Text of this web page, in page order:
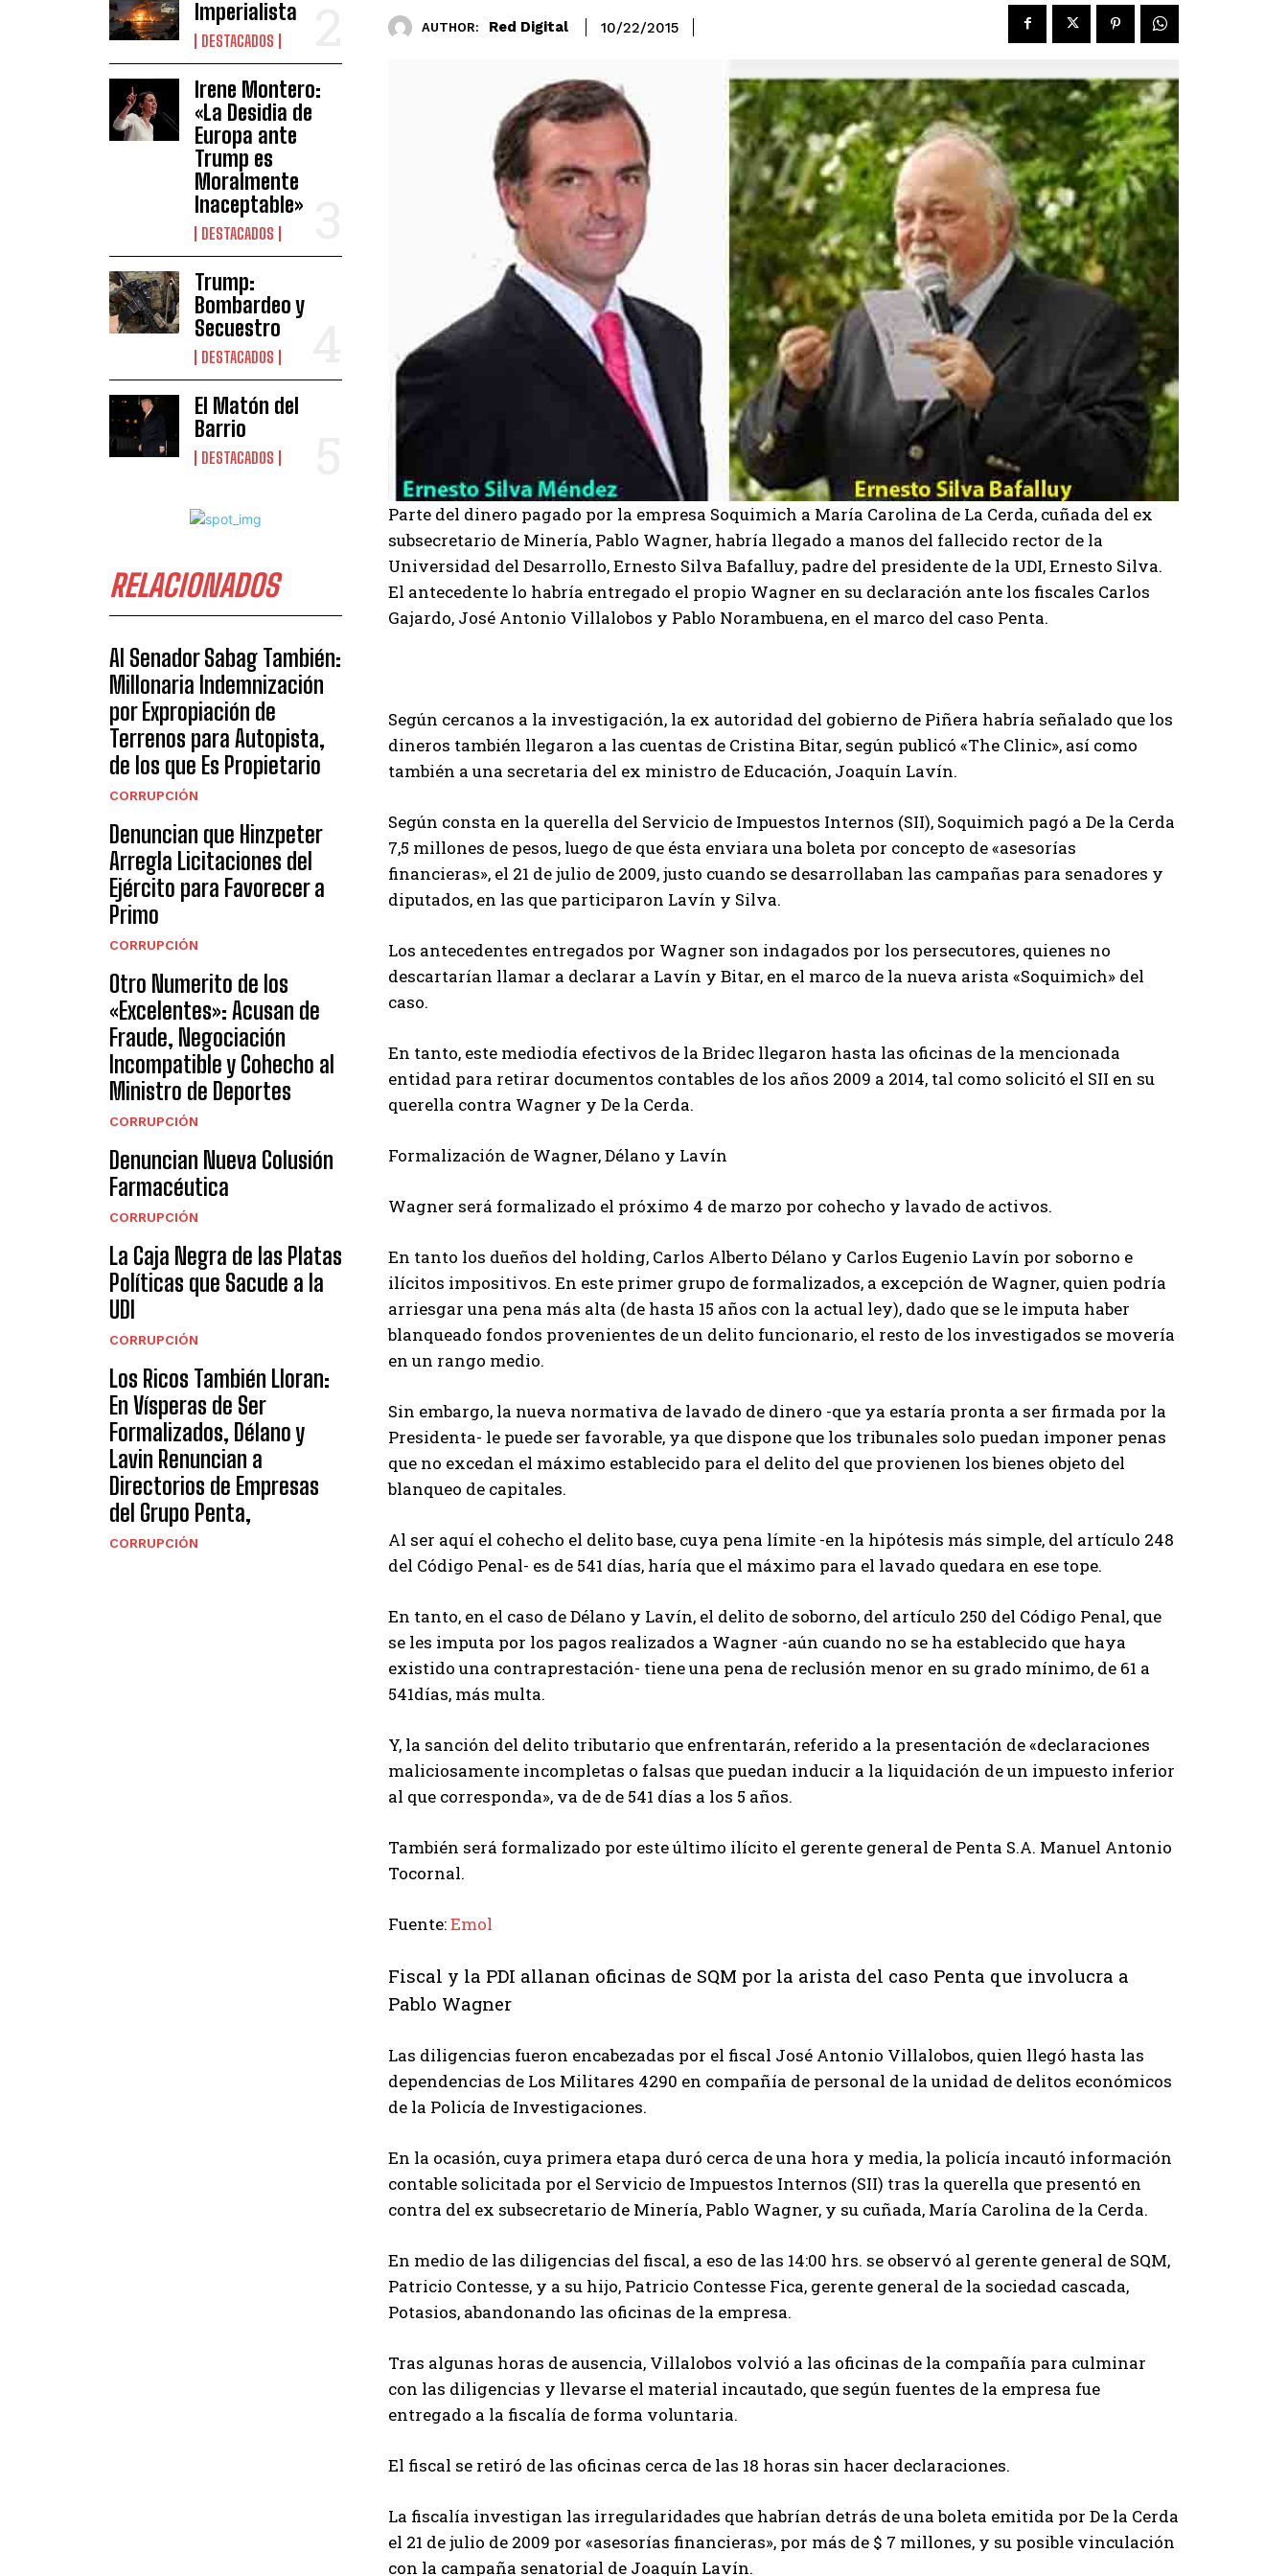
Imperialista
DESTACADOS
Irene Montero:
«La Desidia de
Europa ante
Trump es
Moralmente
Inaceptable»
DESTACADOS
Trump:
Bombardeo y
Secuestro
DESTACADOS
El Matón del
Barrio
DESTACADOS
RELACIONADOS
Al Senador Sabag También:
Millonaria Indemnización
por Expropiación de
Terrenos para Autopista,
de los que Es Propietario
CORRUPCIÓN
Denuncian que Hinzpeter
Arregla Licitaciones del
Ejército para Favorecer a
Primo
CORRUPCIÓN
Otro Numerito de los
«Excelentes»: Acusan de
Fraude, Negociación
Incompatible y Cohecho al
Ministro de Deportes
CORRUPCIÓN
Denuncian Nueva Colusión
Farmacéutica
CORRUPCIÓN
La Caja Negra de las Platas
Políticas que Sacude a la
UDI
CORRUPCIÓN
Los Ricos También Lloran:
En Vísperas de Ser
Formalizados, Délano y
Lavin Renuncian a
Directorios de Empresas
del Grupo Penta,
CORRUPCIÓN
AUTHOR: Red Digital 10/22/2015
Parte del dinero pagado por la empresa Soquimich a María Carolina de La Cerda, cuñada del ex
subsecretario de Minería, Pablo Wagner, habría llegado a manos del fallecido rector de la
Universidad del Desarrollo, Ernesto Silva Bafalluy, padre del presidente de la UDI, Ernesto Silva.
El antecedente lo habría entregado el propio Wagner en su declaración ante los fiscales Carlos
Gajardo, José Antonio Villalobos y Pablo Norambuena, en el marco del caso Penta.
Según cercanos a la investigación, la ex autoridad del gobierno de Piñera habría señalado que los
dineros también llegaron a las cuentas de Cristina Bitar, según publicó «The Clinic», así como
también a una secretaria del ex ministro de Educación, Joaquín Lavín.
Según consta en la querella del Servicio de Impuestos Internos (SII), Soquimich pagó a De la Cerda
7,5 millones de pesos, luego de que ésta enviara una boleta por concepto de «asesorías
financieras», el 21 de julio de 2009, justo cuando se desarrollaban las campañas para senadores y
diputados, en las que participaron Lavín y Silva.
Los antecedentes entregados por Wagner son indagados por los persecutores, quienes no
descartarían llamar a declarar a Lavín y Bitar, en el marco de la nueva arista «Soquimich» del
caso.
En tanto, este mediodía efectivos de la Bridec llegaron hasta las oficinas de la mencionada
entidad para retirar documentos contables de los años 2009 a 2014, tal como solicitó el SII en su
querella contra Wagner y De la Cerda.
Formalización de Wagner, Délano y Lavín
Wagner será formalizado el próximo 4 de marzo por cohecho y lavado de activos.
En tanto los dueños del holding, Carlos Alberto Délano y Carlos Eugenio Lavín por soborno e
ilícitos impositivos. En este primer grupo de formalizados, a excepción de Wagner, quien podría
arriesgar una pena más alta (de hasta 15 años con la actual ley), dado que se le imputa haber
blanqueado fondos provenientes de un delito funcionario, el resto de los investigados se movería
en un rango medio.
Sin embargo, la nueva normativa de lavado de dinero -que ya estaría pronta a ser firmada por la
Presidenta- le puede ser favorable, ya que dispone que los tribunales solo puedan imponer penas
que no excedan el máximo establecido para el delito del que provienen los bienes objeto del
blanqueo de capitales.
Al ser aquí el cohecho el delito base, cuya pena límite -en la hipótesis más simple, del artículo 248
del Código Penal- es de 541 días, haría que el máximo para el lavado quedara en ese tope.
En tanto, en el caso de Délano y Lavín, el delito de soborno, del artículo 250 del Código Penal, que
se les imputa por los pagos realizados a Wagner -aún cuando no se ha establecido que haya
existido una contraprestación- tiene una pena de reclusión menor en su grado mínimo, de 61 a
541días, más multa.
Y, la sanción del delito tributario que enfrentarán, referido a la presentación de «declaraciones
maliciosamente incompletas o falsas que puedan inducir a la liquidación de un impuesto inferior
al que corresponda», va de de 541 días a los 5 años.
También será formalizado por este último ilícito el gerente general de Penta S.A. Manuel Antonio
Tocornal.
Fuente:Emol
Fiscal y la PDI allanan oficinas de SQM por la arista del caso Penta que involucra a
Pablo Wagner
Las diligencias fueron encabezadas por el fiscal José Antonio Villalobos, quien llegó hasta las
dependencias de Los Militares 4290 en compañía de personal de la unidad de delitos económicos
de la Policía de Investigaciones.
En la ocasión, cuya primera etapa duró cerca de una hora y media, la policía incautó información
contable solicitada por el Servicio de Impuestos Internos (SII) tras la querella que presentó en
contra del ex subsecretario de Minería, Pablo Wagner, y su cuñada, María Carolina de la Cerda.
En medio de las diligencias del fiscal, a eso de las 14:00 hrs. se observó al gerente general de SQM,
Patricio Contesse, y a su hijo, Patricio Contesse Fica, gerente general de la sociedad cascada,
Potasios, abandonando las oficinas de la empresa.
Tras algunas horas de ausencia, Villalobos volvió a las oficinas de la compañía para culminar
con las diligencias y llevarse el material incautado, que según fuentes de la empresa fue
entregado a la fiscalía de forma voluntaria.
El fiscal se retiró de las oficinas cerca de las 18 horas sin hacer declaraciones.
La fiscalía investigan las irregularidades que habrían detrás de una boleta emitida por De la Cerda
el 21 de julio de 2009 por «asesorías financieras», por más de $ 7 millones, y su posible vinculación
con la campaña senatorial de Joaquín Lavín.